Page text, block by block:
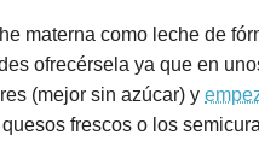
materna como leche de
ofrecérsela ya que en
(mejor sin azúcar) y
frescos o los